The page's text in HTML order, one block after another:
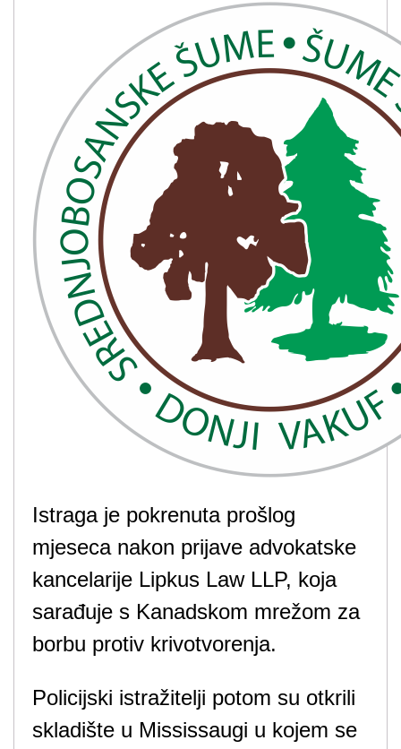
Istraga je pokrenuta prošlog
mjeseca nakon prijave advokatske
kancelarije Lipkus Law LLP, koja
sarađuje s Kanadskom mrežom za
borbu protiv krivotvorenja.
Policijski istražitelji potom su otkrili
skladište u Mississaugi u kojem se